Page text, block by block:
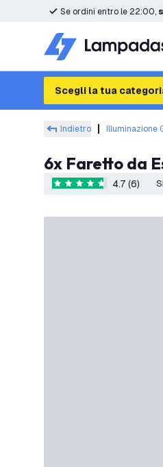
Se ordini entro le 22:00,
Scegli la tua
Indietro Illuminazione
6x Faretto da
4.7 stelle di valutazione
4.7 (6)